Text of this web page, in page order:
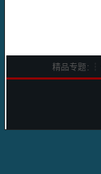
精品专题: ┆